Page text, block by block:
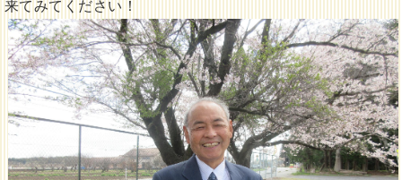
来てみてください！